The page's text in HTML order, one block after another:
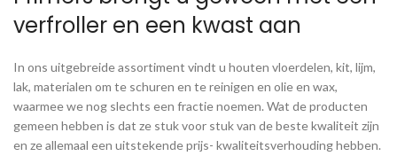
verfroller en een kwast aan
In ons uitgebreide assortiment vindt u houten vloerdelen, kit, lijm,
lak, materialen om te schuren en te reinigen en olie en wax,
waarmee we nog slechts een fractie noemen. Wat de producten
gemeen hebben is dat ze stuk voor stuk van de beste kwaliteit zijn
en ze allemaal een uitstekende prijs- kwaliteitsverhouding hebben.